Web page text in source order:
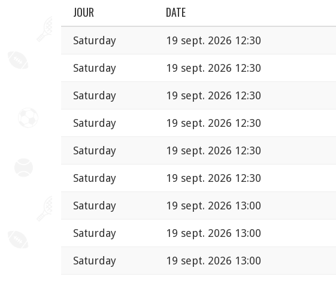
JOUR DATE
Saturday 19 sept. 2026 12:30
Saturday 19 sept. 2026 12:30
Saturday 19 sept. 2026 12:30
Saturday 19 sept. 2026 12:30
Saturday 19 sept. 2026 12:30
Saturday 19 sept. 2026 12:30
Saturday 19 sept. 2026 13:00
Saturday 19 sept. 2026 13:00
Saturday 19 sept. 2026 13:00